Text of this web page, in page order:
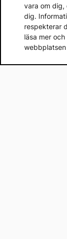
vara om dig,
dig.
respekterar
läsa mer